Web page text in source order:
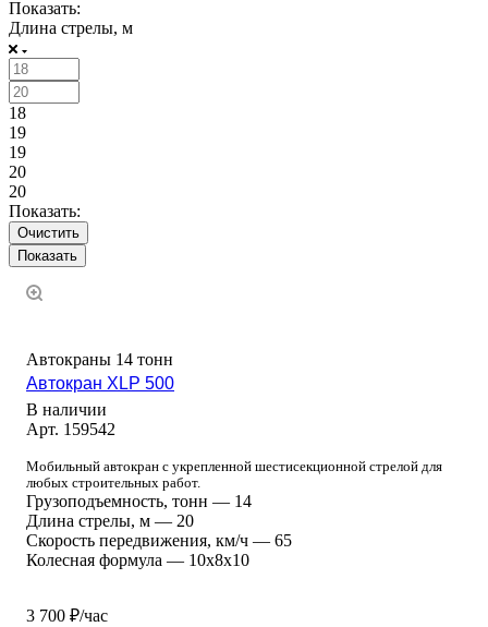
Показать:
Длина стрелы, м
18
19
19
20
20
Показать:
Очистить
Автокраны 14 тонн
Автокран XLP 500
В наличии
Арт. 159542
Мобильный автокран с укрепленной шестисекционной стрелой для
любых строительных работ.
Грузоподъемность, тонн — 14
Длина стрелы, м — 20
Скорость передвижения, км/ч — 65
Колесная формула — 10х8х10
3 700 ₽/час